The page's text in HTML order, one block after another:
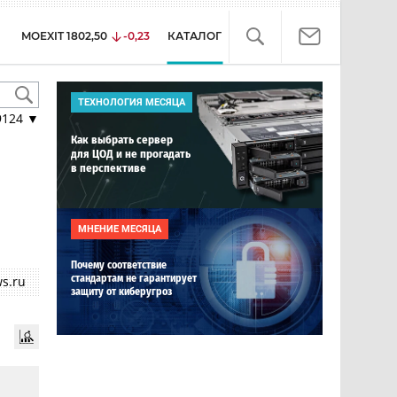
MOEXIT 1802,50 -0,23 КАТАЛОГ
▼
ТЕХНОЛОГИЯ МЕСЯЦА
Как выбрать сервер
для ЦОД и не прогадать
в перспективе
МНЕНИЕ МЕСЯЦА
Почему соответствие
стандартам не гарантирует
защиту от киберугроз